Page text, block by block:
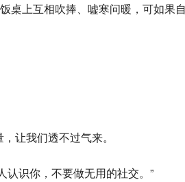
桌上互相吹捧、嘘寒问暖，可如果
让我们透不过气来。
认识你，不要做无用的社交。”